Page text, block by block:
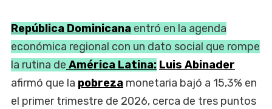
República Dominicana entró en la agenda
económica regional con un dato social que rompe
la rutina de América Latina: Luis Abinader
afirmó que la pobreza monetaria bajó a 15,3% en
el primer trimestre de 2026, cerca de tres puntos